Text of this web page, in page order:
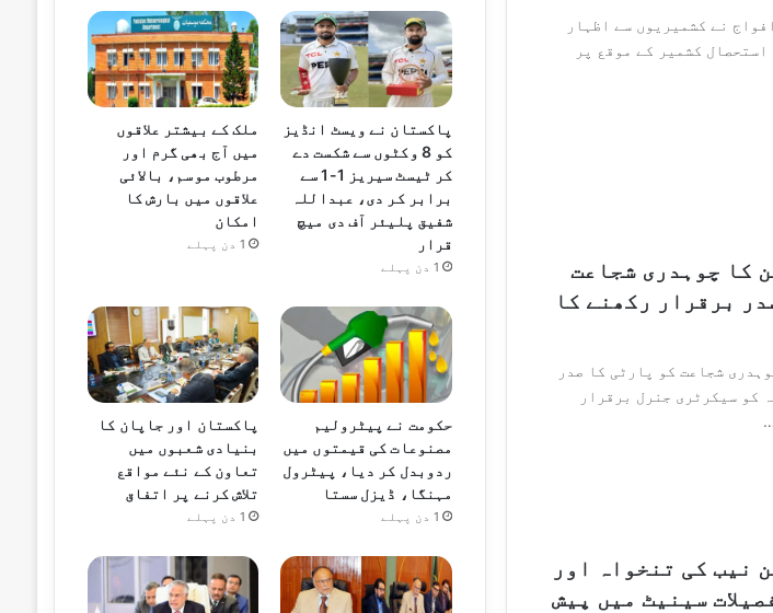
نے کشمیریوں سے اظہار
کشمیر کے موقع پر
کا چوہدری شجاعت
برقرار رکھنے کا
شجاعت کو پارٹی کا صدر
کو سیکرٹری جنرل برقرار
نیب کی تنخواہ اور
سینیٹ میں پیش
پاکستان نے ویسٹ انڈیز
کو 8 وکٹوں سے شکست دے
کر ٹیسٹ سیریز 1-1 سے
برابر کر دی، عبداللہ
شفیق پلیئر آف دی میچ
قرار
1 دن پہلے
ملک کے بیشتر علاقوں
میں آج بھی گرم اور
مرطوب موسم، بالائی
علاقوں میں بارش کا
امکان
1 دن پہلے
حکومت نے پیٹرولیم
مصنوعات کی قیمتوں میں
ردوبدل کر دیا، پیٹرول
مہنگا، ڈیزل سستا
1 دن پہلے
پاکستان اور جاپان کا
بنیادی شعبوں میں
تعاون کے نئے مواقع
تلاش کرنے پر اتفاق
1 دن پہلے